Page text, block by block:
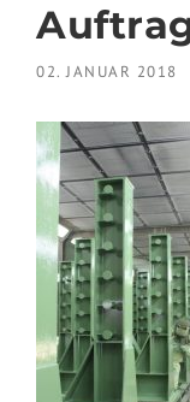
02. JANUAR 2018